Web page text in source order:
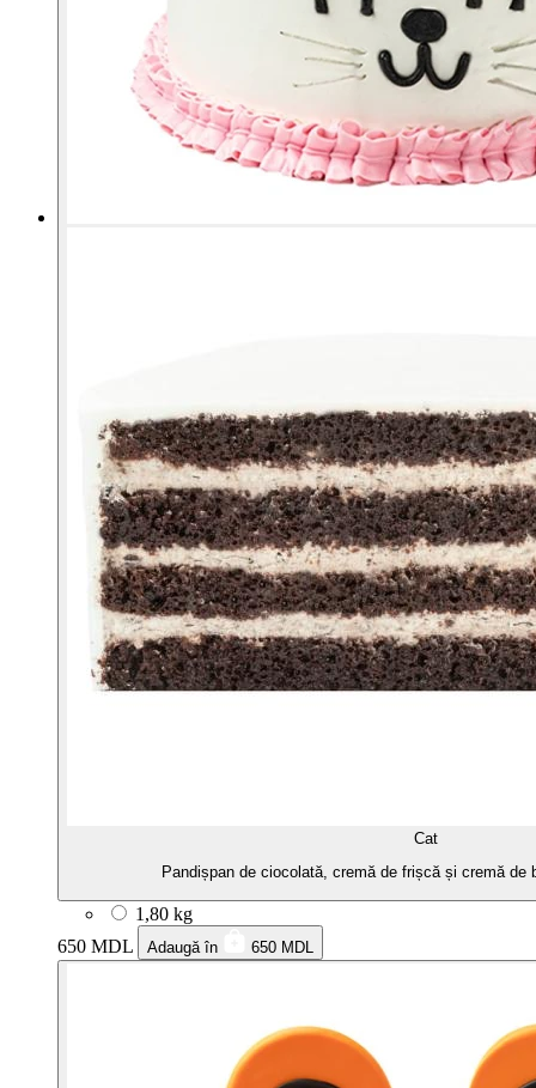
Cat
Pandișpan de ciocolată, cremă de frișcă și cremă de
1,80 kg
650 MDL
Adaugă în 650 MDL